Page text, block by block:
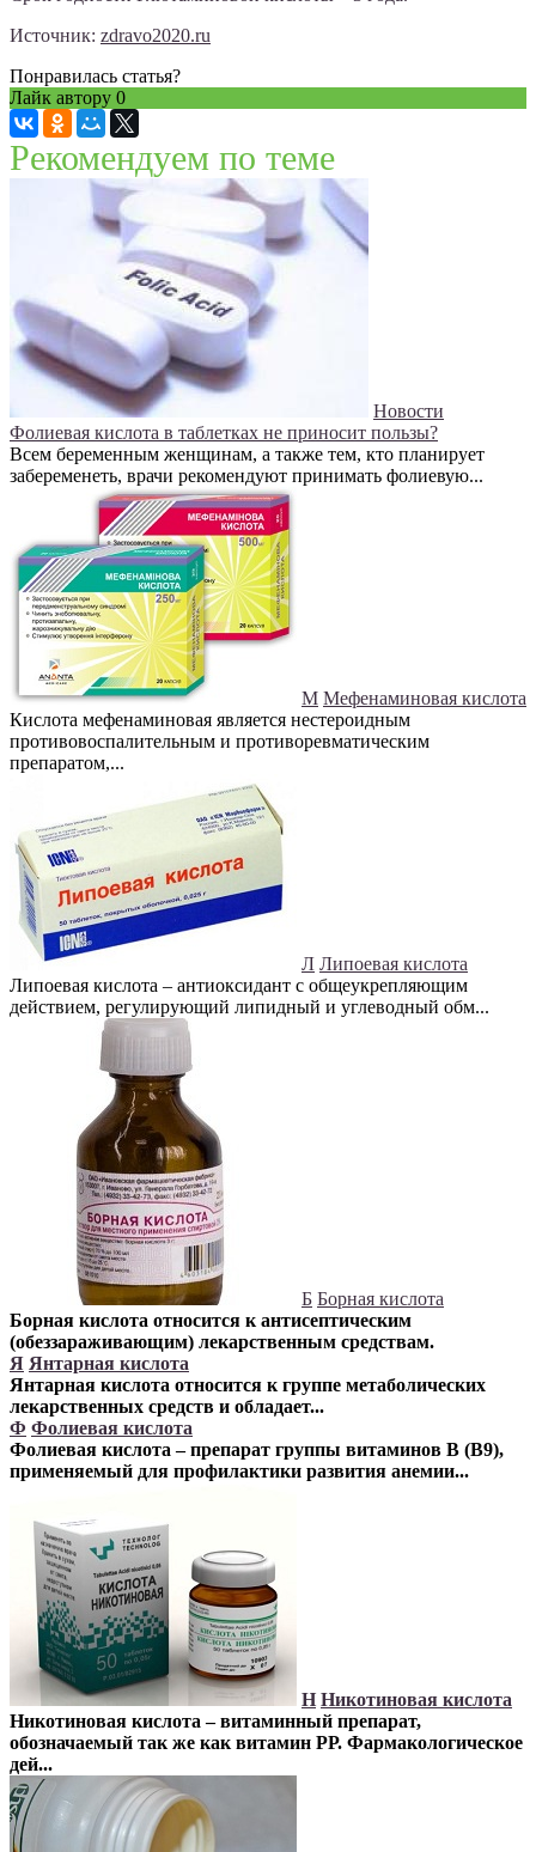
Источник: zdravo2020.ru
Понравилась статья?
Лайк автору 0
Рекомендуем по теме
Новости
Фолиевая кислота в таблетках не приносит пользы?
Всем беременным женщинам, а также тем, кто планирует
забеременеть, врачи рекомендуют принимать фолиевую...
М Мефенаминовая кислота
Кислота мефенаминовая является нестероидным
противовоспалительным и противоревматическим
препаратом,...
Л Липоевая кислота
Липоевая кислота – антиоксидант с общеукрепляющим
действием, регулирующий липидный и углеводный обм...
Б Борная кислота
Борная кислота относится к антисептическим
(обеззараживающим) лекарственным средствам.
Я Янтарная кислота
Янтарная кислота относится к группе метаболических
лекарственных средств и обладает...
Ф Фолиевая кислота
Фолиевая кислота – препарат группы витаминов В (В9),
применяемый для профилактики развития анемии...
Н Никотиновая кислота
Никотиновая кислота – витаминный препарат,
обозначаемый так же как витамин РР. Фармакологическое
дей...